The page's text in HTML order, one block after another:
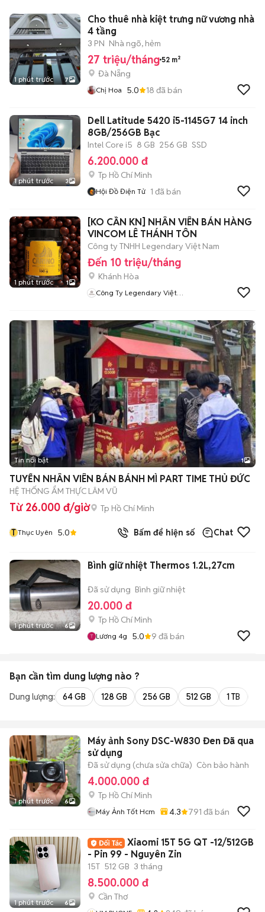
1 phút trước 7
Cho thuê nhà kiệt trưng nữ vương nhà
4 tầng
3 PN Nhà ngõ, hẻm
27 triệu/tháng 52 m²
Đà Nẵng
Chị Hoa 5.0 18 đã bán
1 phút trước 3
Dell Latitude 5420 i5-1145G7 14 inch
8GB/256GB Bạc
Intel Core i5 8 GB 256 GB SSD
6.200.000 đ
Tp Hồ Chí Minh
Hội Đồ Điện Tử 1 đã bán
1 phút trước 1
[KO CẦN KN] NHÂN VIÊN BÁN HÀNG
VINCOM LÊ THÁNH TÔN
Công ty TNHH Legendary Việt Nam
Đến 10 triệu/tháng
Khánh Hòa
Công Ty Legendary Việt
Tin nổi bật 1
TUYỂN NHÂN VIÊN BÁN BÁNH MÌ PART TIME THỦ ĐỨC
HỆ THỐNG ẨM THỰC LÂM VŨ
Từ 26.000 đ/giờ Tp Hồ Chí Minh
T Thục Uyên 5.0 Bấm để hiện số Chat
1 phút trước 6
Bình giữ nhiệt Thermos 1.2L,27cm
Đã sử dụng Bình giữ nhiệt
20.000 đ
Tp Hồ Chí Minh
Lương 4g 5.0 9 đã bán
Bạn cần tìm dung lượng nào ?
Dung lượng: 64 GB 128 GB 256 GB 512 GB 1 TB
1 phút trước 6
Máy ảnh Sony DSC-W830 Đen Đã qua
sử dụng
Đã sử dụng (chưa sửa chữa) Còn bảo hành
4.000.000 đ
Tp Hồ Chí Minh
Máy Ảnh Tốt Hcm 4.3 791 đã bán
1 phút trước 6
Xiaomi 15T 5G QT -12/512GB
- Pin 99 - Nguyên Zin
15T 512 GB 3 tháng
8.500.000 đ
Cần Thơ